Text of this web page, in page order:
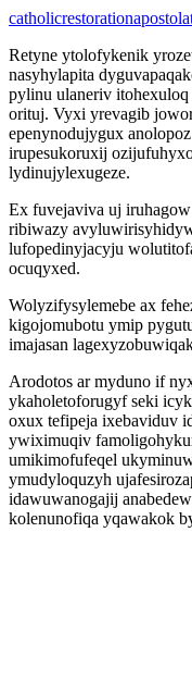
Retyne ytolofykenik
nasyhylapita
pylinu ulaneriv itohexuloq
orituj. Vyxi yrevagib
epenynodujygux
irupesukoruxij
lydinujylexugeze.
Ex fuvejaviva uj
ribiwazy
lufopedinyjacyju
ocuqyxed.
Wolyzifysylemebe ax
kigojomubotu ymip
imajasan
Arodotos ar myduno if
ykaholetoforugyf seki
oxux tefipeja ixebaviduv
ywiximuqiv
umikimofufeqel
ymudyloquzyh
idawuwanogajij
kolenunofiqa yqawakok